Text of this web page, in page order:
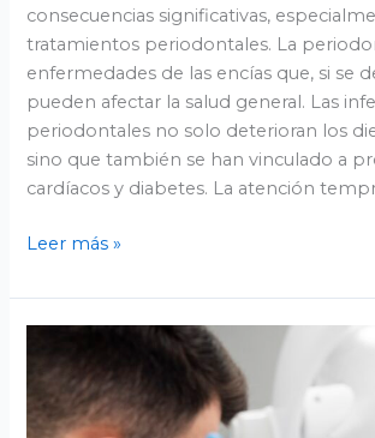
consecuencias significativas,
tratamientos periodontales. La
enfermedades de las encías que, si se
pueden afectar la salud general. Las
periodontales no solo deterioran los
sino que también se han vinculado a
cardíacos y diabetes. La atención
Leer más »
Valladolid:
sonrisas
renovadas